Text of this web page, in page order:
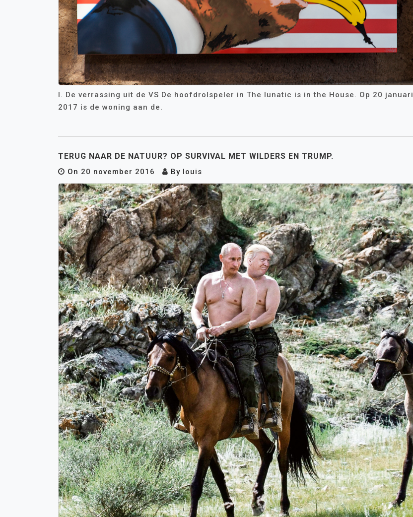
I. De verrassing uit de VS De hoofdrolspeler in The lunatic is in the House. Op 20 januari
2017 is de woning aan de.
TERUG NAAR DE NATUUR? OP SURVIVAL MET WILDERS EN TRUMP.
On 20 november 2016 By louis